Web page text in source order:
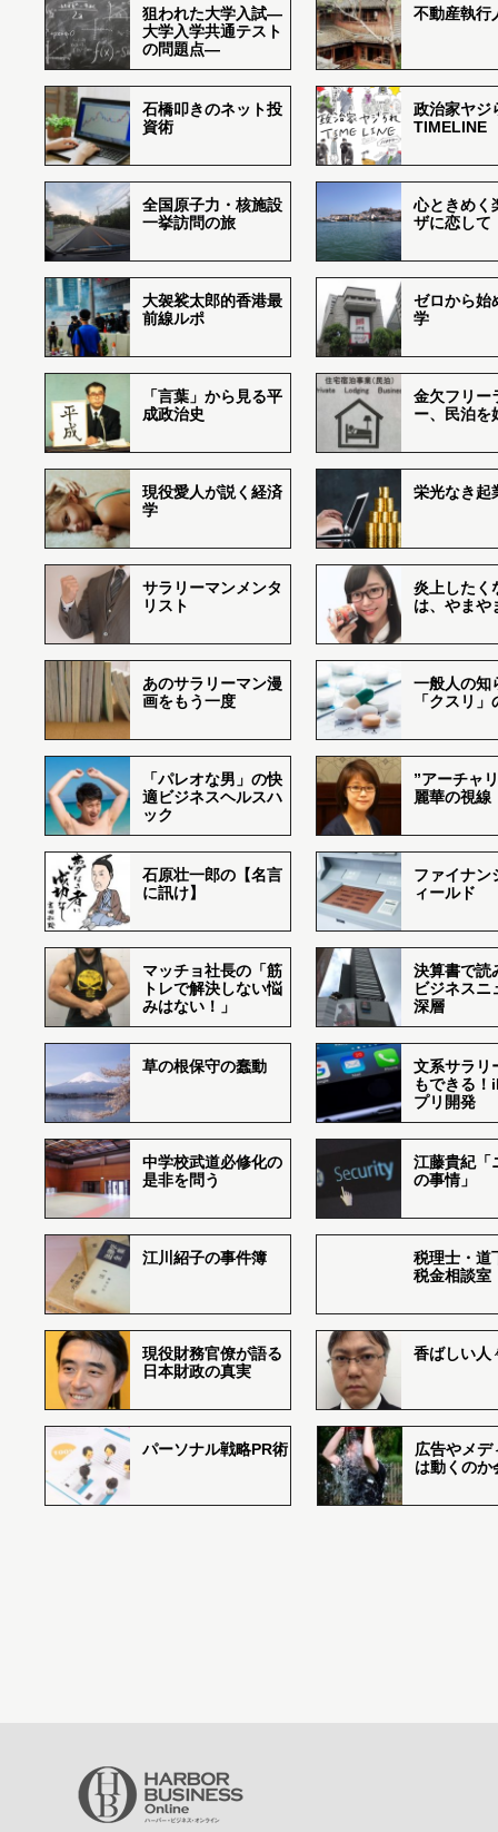
狙われた大学入試―
大学入学共通テスト
の問題点―
不動産執行
石橋叩きのネット投
資術
政治家ヤジ
TIMELINE
全国原子力・核施設
一挙訪問の旅
心ときめく
ザに恋して
大袈裟太郎的香港最
前線ルポ
ゼロから始
学
「言葉」から見る平
成政治史
金欠フリー
ー、民泊を
現役愛人が説く経済
学
栄光なき起
サラリーマンメンタ
リスト
炎上したく
は、やまや
あのサラリーマン漫
画をもう一度
一般人の知
「クスリ
「パレオな男」の快
適ビジネスヘルスハ
ック
”アーチャ
麗華の視線
石原壮一郎の【名言
に訊け】
ファイナン
ィールド
マッチョ社長の「筋
トレで解決しない悩
みはない！」
決算書で読
ビジネスニ
深層
草の根保守の蠢動
文系サラリ
もできる
プリ開発
中学校武道必修化の
是非を問う
江藤貴紀「
の事情」
江川紹子の事件簿
税理士・道
税金相談室
現役財務官僚が語る
日本財政の真実
香ばしい
パーソナル戦略PR術
広告やメデ
は動くのか